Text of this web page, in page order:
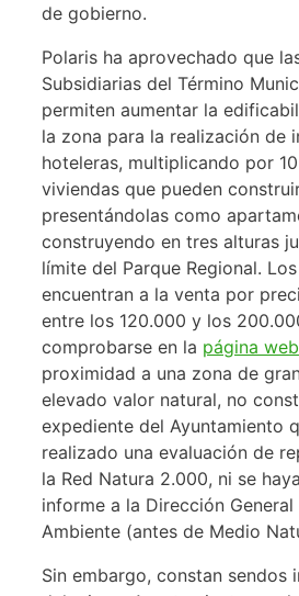
de gobierno.
Polaris ha aprovechado que
Subsidiarias del Término
permiten aumentar la
la zona para la realización de
hoteleras, multiplicando por
viviendas que pueden
presentándolas como
construyendo en tres alturas
límite del Parque Regional.
encuentran a la venta por
entre los 120.000 y los
comprobarse en la página web
proximidad a una zona de
elevado valor natural, no
expediente del Ayuntamiento
realizado una evaluación de
la Red Natura 2.000, ni se
informe a la Dirección
Ambiente (antes de Medio
Sin embargo, constan sendos